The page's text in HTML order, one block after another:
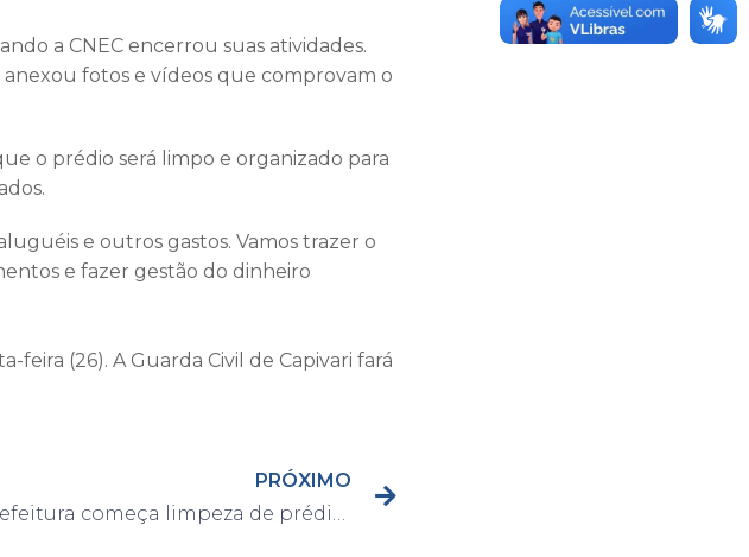
a CNEC encerrou suas atividades.
fotos e vídeos que comprovam o
o prédio será limpo e organizado para
e outros gastos. Vamos trazer o
e fazer gestão do dinheiro
feira (26). A Guarda Civil de Capivari fará
PRÓXIMO
Prefeitura começa limpeza de prédio retomado da CNEC